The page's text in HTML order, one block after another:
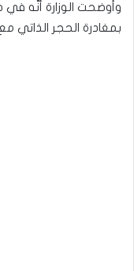
وأوضحت الوزارة أنّه
بمغادرة الحجر الذاتي